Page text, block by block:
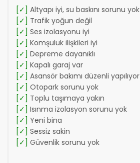
[✓] Altyapı iyi, su baskını sorunu yok
[✓] Trafik yoğun değil
[✓] Ses izolasyonu iyi
[✓] Komşuluk ilişkileri iyi
[✓] Depreme dayanıklı
[✓] Kapalı garaj var
[✓] Asansör bakımı düzenli yapılıyor
[✓] Otopark sorunu yok
[✓] Toplu taşımaya yakın
[✓] Isınma izolasyon sorunu yok
[✓] Yeni bina
[✓] Sessiz sakin
[✓] Güvenlik sorunu yok